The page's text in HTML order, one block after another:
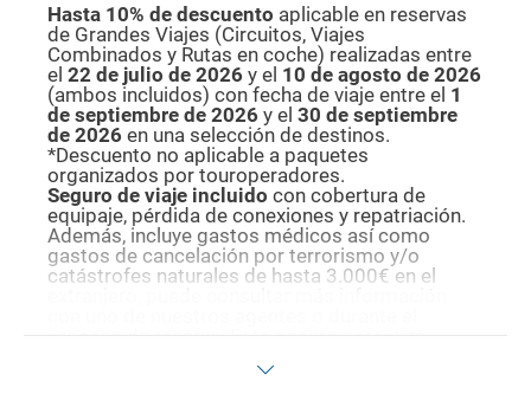
Hasta 10% de descuento aplicable en reservas
de Grandes Viajes (Circuitos, Viajes
Combinados y Rutas en coche) realizadas entre
el 22 de julio de 2026 y el 10 de agosto de 2026
(ambos incluidos) con fecha de viaje entre el 1
de septiembre de 2026 y el 30 de septiembre
de 2026 en una selección de destinos.
*Descuento no aplicable a paquetes
organizados por touroperadores.
Seguro de viaje incluido con cobertura de
equipaje, pérdida de conexiones y repatriación.
Además, incluye gastos médicos así como
gastos de cancelación por terrorismo y/o
catástrofes naturales de hasta 3.000€ en el
si quiere reforzar esta asistencia tiene que